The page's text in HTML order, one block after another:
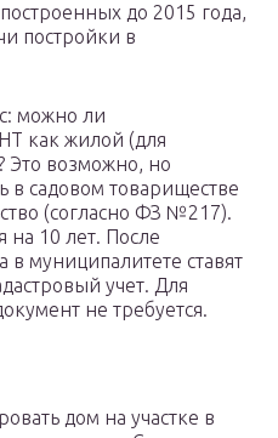
до 2015 года,
постройки в
можно ли
как жилой (для
Это возможно, но
в садовом товариществе
(согласно ФЗ №217).
на 10 лет. После
в муниципалитете ставят
учет. Для
не требуется.
дом на участке в